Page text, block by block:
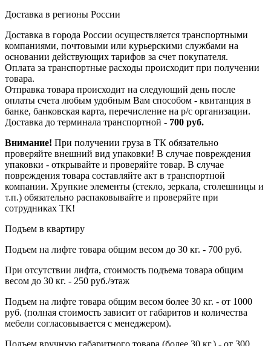
Доставка в регионы России
Доставка в города России осуществляется транспортными
компаниями, почтовыми или курьерскими службами на
основании действующих тарифов за счет покупателя.
Оплата за транспортные расходы происходит при получении
товара.
Отправка товара происходит на следующий день после
оплаты счета любым удобным Вам способом - квитанция в
банке, банковская карта, перечисление на р/с организации.
Доставка до терминала транспортной - 700 руб.
Внимание! При получении груза в ТК обязательно
проверяйте внешний вид упаковки! В случае повреждения
упаковки - открывайте и проверяйте товар. В случае
повреждения товара составляйте акт в транспортной
компании. Хрупкие элементы (стекло, зеркала, столешницы и
т.п.) обязательно распаковывайте и проверяйте при
сотрудниках ТК!
Подъем в квартиру
Подъем на лифте товара общим весом до 30 кг. - 700 руб.
При отсутствии лифта, стоимость подъема товара общим
весом до 30 кг. - 250 руб./этаж
Подъем на лифте товара общим весом более 30 кг. - от 1000
руб. (полная стоимость зависит от габаритов и количества
мебели согласовывается с менеджером).